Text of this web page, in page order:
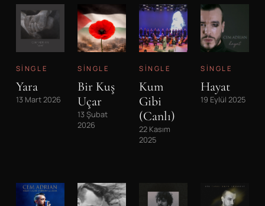
SINGLE
Yara
13 Mart 2026
SINGLE
Bir Kuş
Uçar
13 Şubat
2026
SINGLE
Kum
Gibi
(Canlı)
22 Kasım
2025
SINGLE
Hayat
19 Eylül 2025